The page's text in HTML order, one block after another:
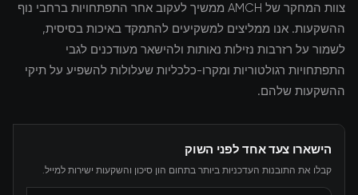
צוות המחקר של AMCH ממשיך לעקוב אחר התפתחויות ברחבי נוף
ההשקעות. אנו ממליצים למשקיעים להתמקד באיכות בסיסית,
לשמור על רזרבות נזילות נאותות ולהישאר מעודכנים לגבי
התפתחויות רגולטוריות ומקרו-כלכליות שעלולות להשפיע על תיקי
ההשקעות שלהם.
הישארו צעד אחד לפני השוק
קבלו את התובנות העדכניות ביותר בתחום הון סיכון והשקעות ישירות למייל.